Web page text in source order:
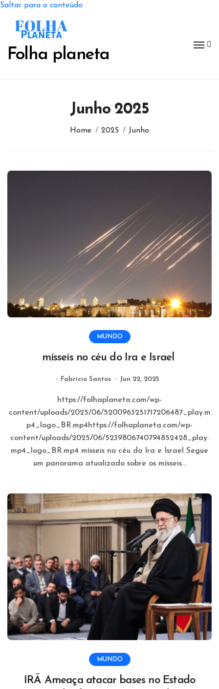
Saltar para o conteúdo
Folha planeta
Junho 2025
Home 2025 Junho
MUNDO
mísseis no céu do Ira e Israel
Fabricio Santos Jun 22, 2025
https://folhaplaneta.com/wp-
content/uploads/2025/06/5200963251717206487_play.m
p4_logo_BR.mp4https://folhaplaneta.com/wp-
content/uploads/2025/06/5239806740794852428_play.
mp4_logo_BR.mp4 mísseis no céu do Ira e Israel Segue
um panorama atualizado sobre os mísseis...
MUNDO
IRÃ Ameaça atacar bases no Estado